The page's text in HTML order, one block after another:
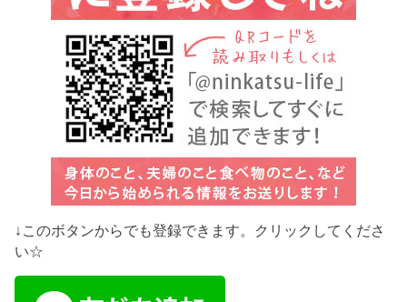
↓このボタンからでも登録できます。クリックしてくださ
い☆